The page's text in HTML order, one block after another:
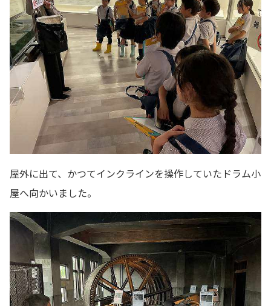
屋外に出て、かつてインクラインを操作していたドラム小
屋へ向かいました。